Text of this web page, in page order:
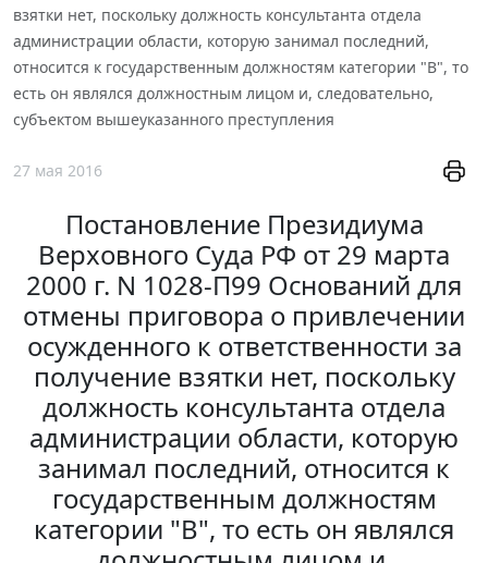
взятки нет, поскольку должность консультанта отдела
администрации области, которую занимал последний,
относится к государственным должностям категории "В", то
есть он являлся должностным лицом и, следовательно,
субъектом вышеуказанного преступления
27 мая 2016
Постановление Президиума
Верховного Суда РФ от 29 марта
2000 г. N 1028-П99 Оснований для
отмены приговора о привлечении
осужденного к ответственности за
получение взятки нет, поскольку
должность консультанта отдела
администрации области, которую
занимал последний, относится к
государственным должностям
категории "В", то есть он являлся